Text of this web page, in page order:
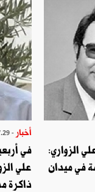
الزواري:
في ميدان
أخبار - 2026.07.29
في
علي
ذاكرة